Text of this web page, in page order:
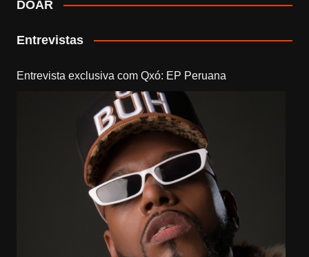
DOAR
Entrevistas
Entrevista exclusiva com Qxó: EP Peruana